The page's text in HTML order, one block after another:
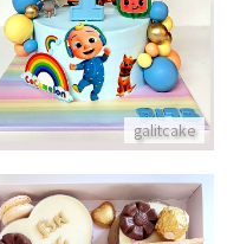
galitcake
התקשר/י